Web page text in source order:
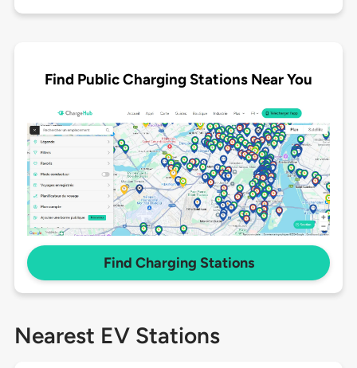
Find Public Charging Stations Near You
Find Charging Stations
Nearest EV Stations